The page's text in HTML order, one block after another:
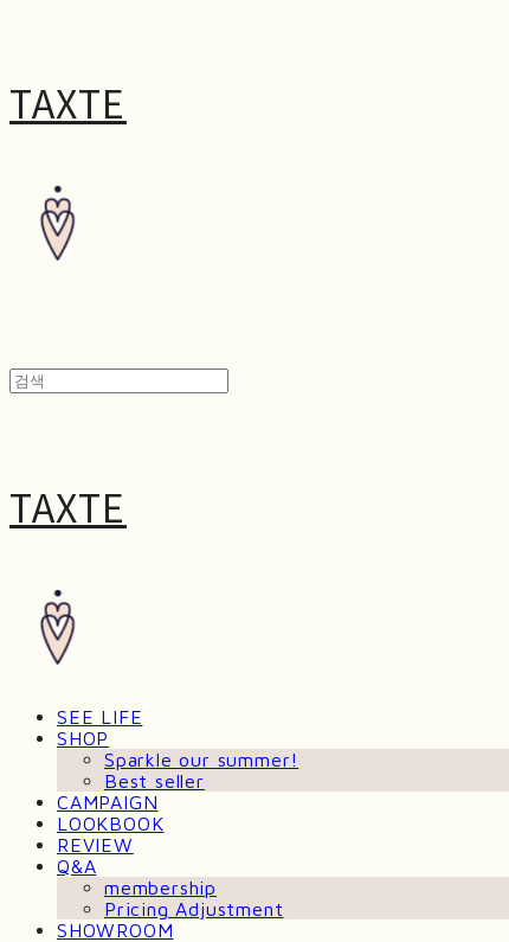
TAXTE
TAXTE
SEE LIFE
SHOP
Sparkle our summer!
Best seller
CAMPAIGN
LOOKBOOK
REVIEW
Q&A
membership
Pricing Adjustment
SHOWROOM